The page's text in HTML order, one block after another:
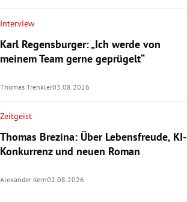
Interview
Karl Regensburger: „Ich werde von
meinem Team gerne geprügelt“
Thomas Trenkler03.08.2026
Zeitgeist
Thomas Brezina: Über Lebensfreude, KI-
Konkurrenz und neuen Roman
Alexander Kern02.08.2026